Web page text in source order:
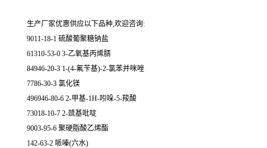
生产厂家优惠供应以下品种,欢迎咨询:
9011-18-1 硫酸葡聚糖钠盐
61310-53-0 3-乙氧基丙烯腈
84946-20-3 1-(4-氟苄基)-2-氯苯并咪唑
7786-30-3 氯化镁
496946-80-6 2-甲基-1H-吲哚-5-羧酸
73018-10-7 2-巯基吡啶
9003-95-6 聚硬脂酸乙烯酯
142-63-2 哌嗪(六水)